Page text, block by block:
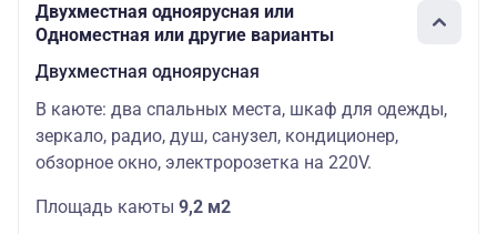
Двухместная одноярусная или
Одноместная или другие варианты
Двухместная одноярусная
В каюте: два спальных места, шкаф для одежды,
зеркало, радио, душ, санузел, кондиционер,
обзорное окно, электророзетка на 220V.
Площадь каюты 9,2 м2